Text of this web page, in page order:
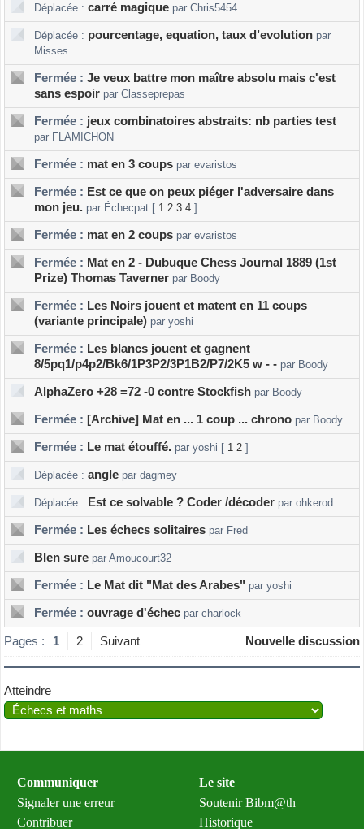
Déplacée : carré magique par Chris5454
Déplacée : pourcentage, equation, taux d’evolution par
Misses
Fermée : Je veux battre mon maître absolu mais c'est
sans espoir par Classeprepas
Fermée : jeux combinatoires abstraits: nb parties test
par FLAMICHON
Fermée : mat en 3 coups par evaristos
Fermée : Est ce que on peux piéger l'adversaire dans
mon jeu. par Échecpat [ 1 2 3 4 ]
Fermée : mat en 2 coups par evaristos
Fermée : Mat en 2 - Dubuque Chess Journal 1889 (1st
Prize) Thomas Taverner par Boody
Fermée : Les Noirs jouent et matent en 11 coups
(variante principale) par yoshi
Fermée : Les blancs jouent et gagnent
8/5pq1/p4p2/Bk6/1P3P2/3P1B2/P7/2K5 w - - par Boody
AlphaZero +28 =72 -0 contre Stockfish par Boody
Fermée : [Archive] Mat en ... 1 coup ... chrono par Boody
Fermée : Le mat étouffé. par yoshi [ 1 2 ]
Déplacée : angle par dagmey
Déplacée : Est ce solvable ? Coder /décoder par ohkerod
Fermée : Les échecs solitaires par Fred
BIen sure par Amoucourt32
Fermée : Le Mat dit "Mat des Arabes" par yoshi
Fermée : ouvrage d'échec par charlock
Pages : 1 2 Suivant Nouvelle discussion
Atteindre
Communiquer
Signaler une erreur
Contribuer
Le site
Soutenir Bibm@th
Historique